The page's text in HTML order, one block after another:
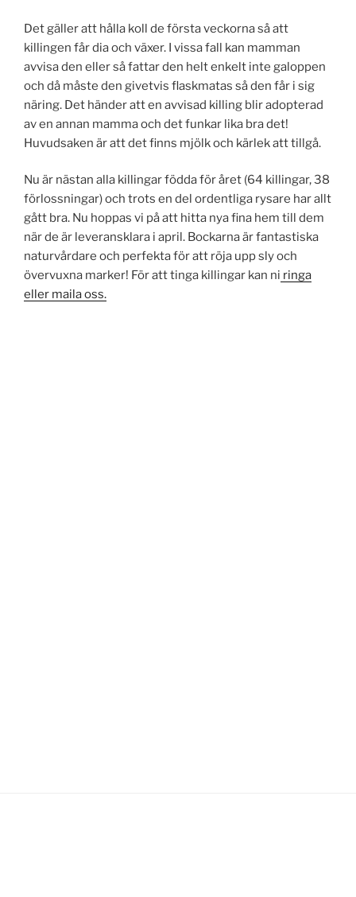
Det gäller att hålla koll de första veckorna så att
killingen får dia och växer. I vissa fall kan mamman
avvisa den eller så fattar den helt enkelt inte galoppen
och då måste den givetvis flaskmatas så den får i sig
näring. Det händer att en avvisad killing blir adopterad
av en annan mamma och det funkar lika bra det!
Huvudsaken är att det finns mjölk och kärlek att tillgå.
Nu är nästan alla killingar födda för året (64 killingar, 38
förlossningar) och trots en del ordentliga rysare har allt
gått bra. Nu hoppas vi på att hitta nya fina hem till dem
när de är leveransklara i april. Bockarna är fantastiska
naturvårdare och perfekta för att röja upp sly och
övervuxna marker! För att tinga killingar kan ni ringa
eller maila oss.